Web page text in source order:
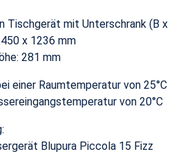
Tischgerät mit Unterschrank (B x
x 1236 mm
281 mm
einer Raumtemperatur von 25°C
von 20°C
Blupura Piccola 15 Fizz